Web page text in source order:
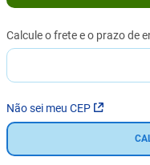
Não sei meu CEP